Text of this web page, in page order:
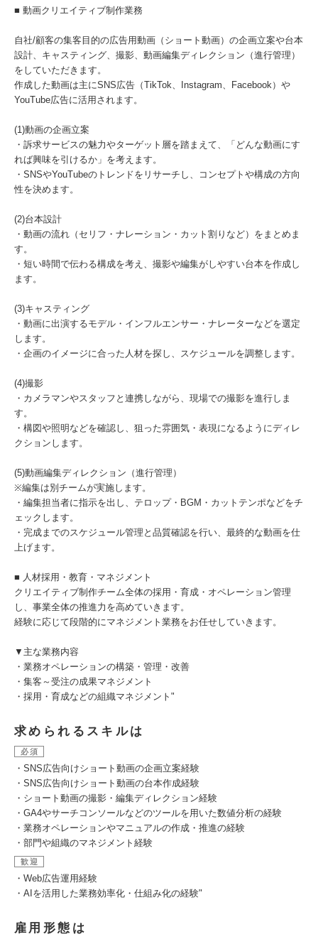
■ 動画クリエイティブ制作業務
自社/顧客の集客目的の広告用動画（ショート動画）の企画立案や台本
設計、キャスティング、撮影、動画編集ディレクション（進行管理）
をしていただきます。
作成した動画は主にSNS広告（TikTok、Instagram、Facebook）や
YouTube広告に活用されます。
(1)動画の企画立案
・訴求サービスの魅力やターゲット層を踏まえて、「どんな動画にす
れば興味を引けるか」を考えます。
・SNSやYouTubeのトレンドをリサーチし、コンセプトや構成の方向
性を決めます。
(2)台本設計
・動画の流れ（セリフ・ナレーション・カット割りなど）をまとめま
す。
・短い時間で伝わる構成を考え、撮影や編集がしやすい台本を作成し
ます。
(3)キャスティング
・動画に出演するモデル・インフルエンサー・ナレーターなどを選定
します。
・企画のイメージに合った人材を探し、スケジュールを調整します。
(4)撮影
・カメラマンやスタッフと連携しながら、現場での撮影を進行しま
す。
・構図や照明などを確認し、狙った雰囲気・表現になるようにディレ
クションします。
(5)動画編集ディレクション（進行管理）
※編集は別チームが実施します。
・編集担当者に指示を出し、テロップ・BGM・カットテンポなどをチ
ェックします。
・完成までのスケジュール管理と品質確認を行い、最終的な動画を仕
上げます。
■ 人材採用・教育・マネジメント
クリエイティブ制作チーム全体の採用・育成・オペレーション管理
し、事業全体の推進力を高めていきます。
経験に応じて段階的にマネジメント業務をお任せしていきます。
▼主な業務内容
・業務オペレーションの構築・管理・改善
・集客～受注の成果マネジメント
・採用・育成などの組織マネジメント"
求められるスキルは
必須
・SNS広告向けショート動画の企画立案経験
・SNS広告向けショート動画の台本作成経験
・ショート動画の撮影・編集ディレクション経験
・GA4やサーチコンソールなどのツールを用いた数値分析の経験
・業務オペレーションやマニュアルの作成・推進の経験
・部門や組織のマネジメント経験
歓迎
・Web広告運用経験
・AIを活用した業務効率化・仕組み化の経験"
雇用形態は